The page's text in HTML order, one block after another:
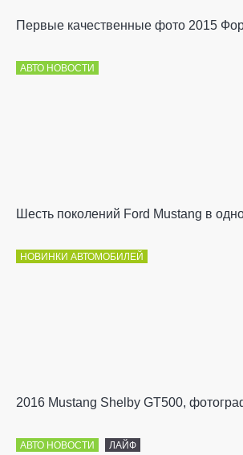
Первые качественные фото 2015
АВТО НОВОСТИ
Шесть поколений Ford Mustang в
НОВИНКИ АВТОМОБИЛЕЙ
2016 Mustang Shelby GT500,
АВТО НОВОСТИ ЛАЙФ